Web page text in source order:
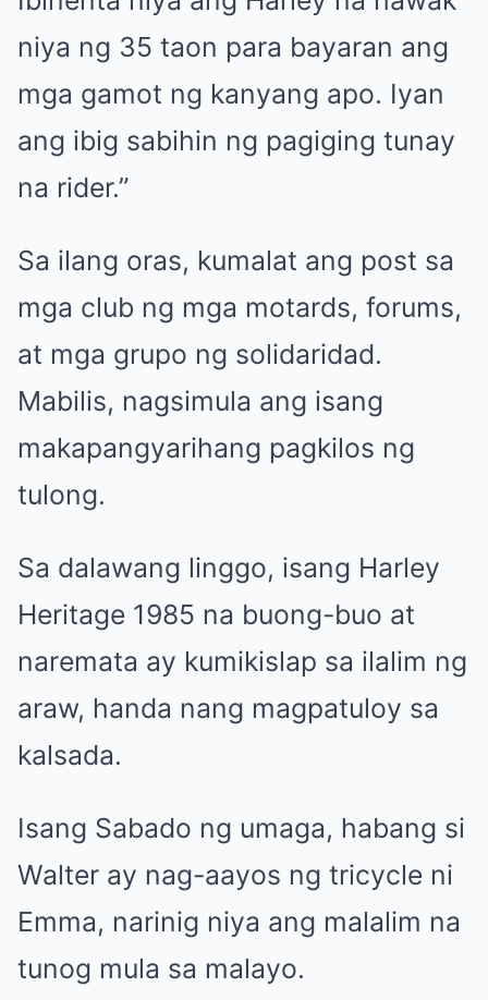
niya ng 35 taon para bayaran ang
mga gamot ng kanyang apo. Iyan
ang ibig sabihin ng pagiging tunay
na rider.”
Sa ilang oras, kumalat ang post sa
mga club ng mga motards, forums,
at mga grupo ng solidaridad.
Mabilis, nagsimula ang isang
makapangyarihang pagkilos ng
tulong.
Sa dalawang linggo, isang Harley
Heritage 1985 na buong-buo at
naremata ay kumikislap sa ilalim ng
araw, handa nang magpatuloy sa
kalsada.
Isang Sabado ng umaga, habang si
Walter ay nag-aayos ng tricycle ni
Emma, narinig niya ang malalim na
tunog mula sa malayo.